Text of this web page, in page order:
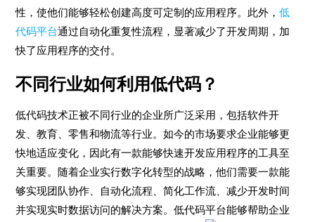
性，使他们能够轻松创建高度可定制的应用程序。此外，低
代码平台通过自动化重复性流程，显著减少了开发周期，加
快了应用程序的交付。
不同行业如何利用低代码？
低代码技术正被不同行业的企业所广泛采用，包括软件开
发、教育、零售和物流等行业。如今的市场要求企业能够更
快地适应变化，因此有一款能够快速开发应用程序的工具至
关重要。随着企业实行数字化转型的战略，他们需要一款能
够实现团队协作、自动化流程、简化工作流、减少开发时间
并实现实时数据访问的解决方案。低代码平台能够帮助企业